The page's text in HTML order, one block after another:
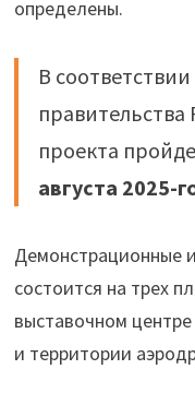
определены.
В
проекта
августа 2025-
Демонстрационные
состоится на трех
выставочном
и территории